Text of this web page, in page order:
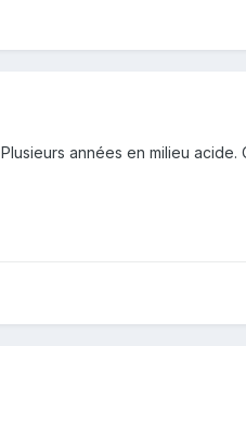
Plusieurs années en milieu